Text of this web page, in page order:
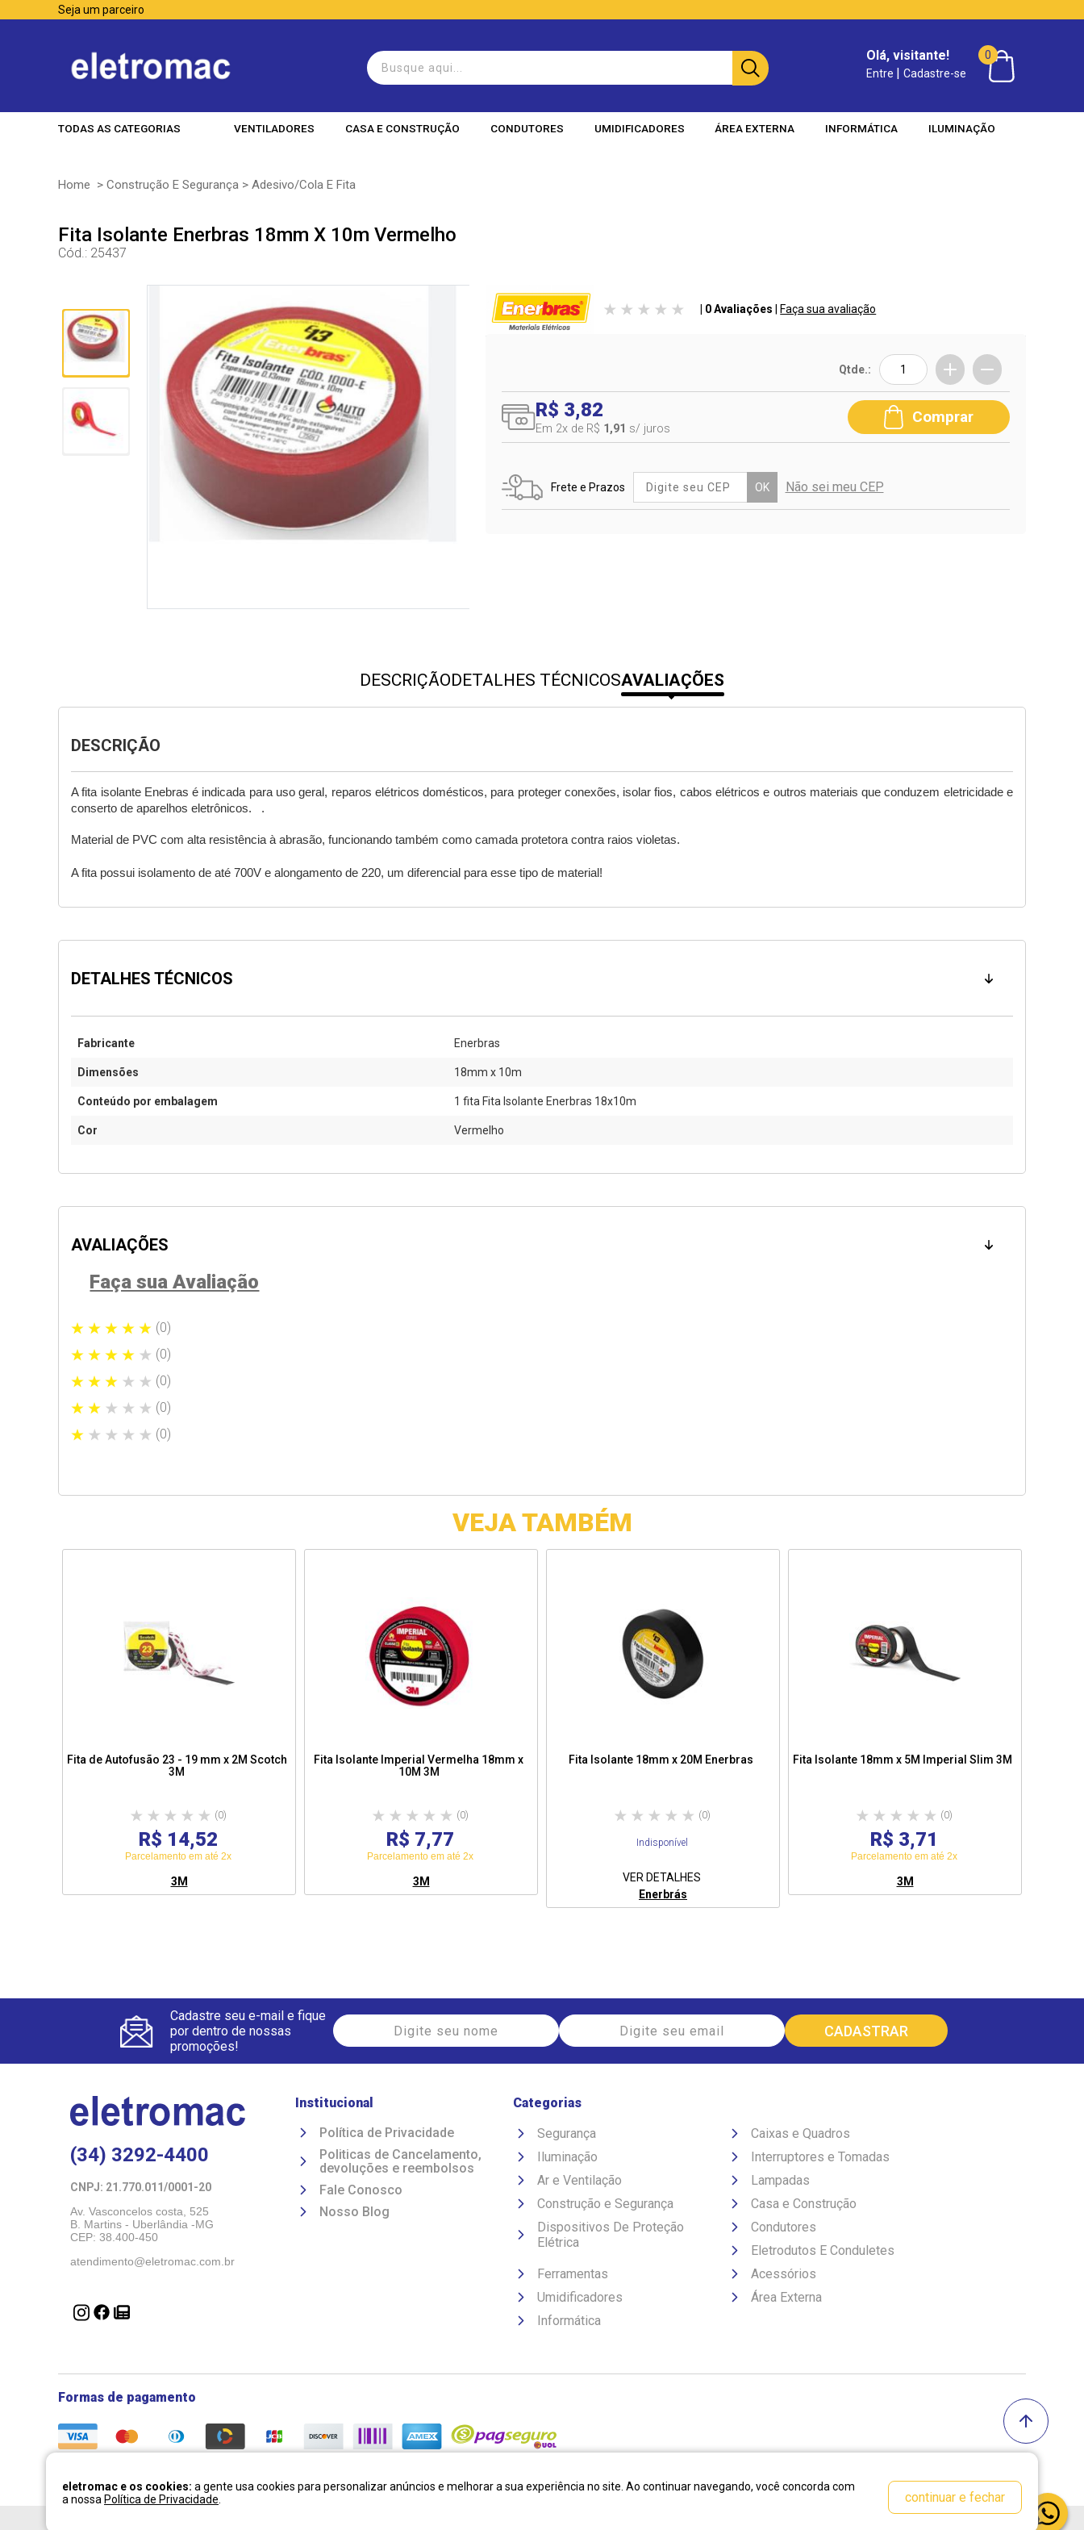
Seja um parceiro
Olá, visitante!
Entre | Cadastre-se
0
TODAS AS CATEGORIAS VENTILADORES CASA E CONSTRUÇÃO CONDUTORES UMIDIFICADORES ÁREA EXTERNA INFORMÁTICA ILUMINAÇÃO
Home > Construção E Segurança > Adesivo/Cola E Fita
Fita Isolante Enerbras 18mm X 10m Vermelho
Cód.: 25437
| 0 Avaliações Faça sua avaliação
Qtde.:
R$ 3,82
Em 2x de R$ 1,91 s/ juros
Comprar
Frete e Prazos OK Não sei meu CEP
DESCRIÇÃODETALHES TÉCNICOSAVALIAÇÕES
DESCRIÇÃO
A fita isolante Enebras é indicada para uso geral, reparos elétricos domésticos, para proteger conexões, isolar fios, cabos elétricos e outros materiais que conduzem eletricidade e
conserto de aparelhos eletrônicos.   .
Material de PVC com alta resistência à abrasão, funcionando também como camada protetora contra raios violetas.
A fita possui isolamento de até 700V e alongamento de 220, um diferencial para esse tipo de material!
DETALHES TÉCNICOS
Fabricante Enerbras
Dimensões 18mm x 10m
Conteúdo por embalagem 1 fita Fita Isolante Enerbras 18x10m
Cor Vermelho
AVALIAÇÕES
Faça sua Avaliação
(0)
(0)
(0)
(0)
(0)
VEJA TAMBÉM
Fita de Autofusão 23 - 19 mm x 2M Scotch
3M
(0)
R$ 14,52
Parcelamento em até 2x
3M
Fita Isolante Imperial Vermelha 18mm x
10M 3M
(0)
R$ 7,77
Parcelamento em até 2x
3M
Fita Isolante 18mm x 20M Enerbras
(0)
Indisponível
VER DETALHES
Enerbrás
Fita Isolante 18mm x 5M Imperial Slim 3M
(0)
R$ 3,71
Parcelamento em até 2x
3M
Cadastre seu e-mail e fique
por dentro de nossas
promoções!
(34) 3292-4400
CNPJ: 21.770.011/0001-20
Av. Vasconcelos costa, 525
B. Martins - Uberlândia -MG
CEP: 38.400-450
atendimento@eletromac.com.br
Institucional
Política de Privacidade
Politicas de Cancelamento,
devoluções e reembolsos
Fale Conosco
Nosso Blog
Categorias
Segurança
Caixas e Quadros
Iluminação
Interruptores e Tomadas
Ar e Ventilação
Lampadas
Construção e Segurança
Casa e Construção
Dispositivos De Proteção
Elétrica
Condutores
Eletrodutos E Conduletes
Ferramentas
Acessórios
Umidificadores
Área Externa
Informática
Formas de pagamento
eletromac e os cookies: a gente usa cookies para personalizar anúncios e melhorar a sua experiência no site. Ao continuar navegando, você concorda com
a nossa Política de Privacidade continuar e fechar